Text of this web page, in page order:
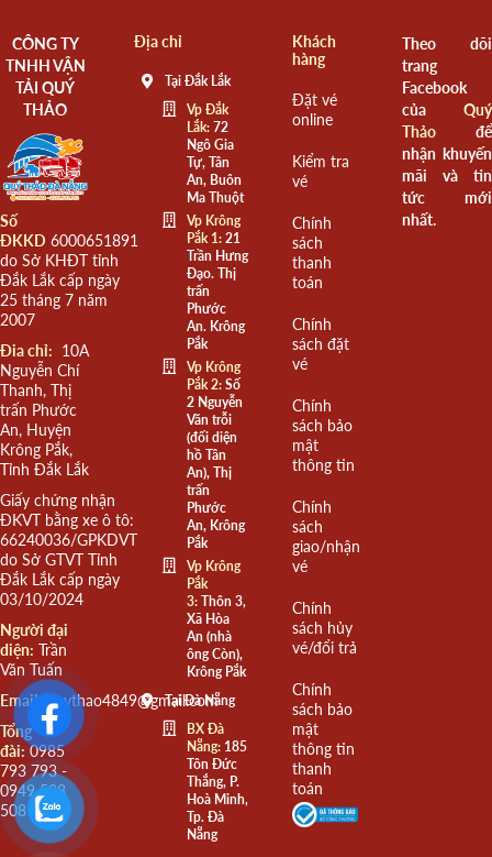
CÔNG TY
TNHH VẬN
TẢI QUÝ
THẢO
Số
ĐKKD 6000651891
do Sở KHĐT tỉnh
Đắk Lắk cấp ngày
25 tháng 7 năm
2007
Đia chỉ: 10A
Nguyễn Chí
Thanh, Thị
trấn Phước
An, Huyện
Krông Pắk,
Tỉnh Đắk Lắk
Giấy chứng nhận
ĐKVT bằng xe ô tô:
66240036/GPKDVT
do Sở GTVT Tỉnh
Đắk Lắk cấp ngày
03/10/2024
Người đại
diện: Trần
Văn Tuấn
Email: quythao4849@gmail.com
Tổng
đài: 0985
793 793 -
0949 508
508
Địa chỉ
Tại Đắk Lắk
Vp Đắk
Lắk:72
Ngô Gia
Tự, Tân
An, Buôn
Ma Thuột
Vp Krông
Pắk 1:21
Trần Hưng
Đạo. Thị
trấn
Phước
An. Krông
Pắk
Vp Krông
Pắk 2:Số
2 Nguyễn
Văn trỗi
(đối diện
hồ Tân
An), Thị
trấn
Phước
An, Krông
Pắk
Vp Krông
Pắk
3:Thôn 3,
Xã Hòa
An (nhà
ông Còn),
Krông Pắk
Tại Đà Nẵng
BX Đà
Nẵng:185
Tôn Đức
Thắng, P.
Hoà Minh,
Tp. Đà
Nẵng
Khách
hàng
Đặt vé
online
Kiểm tra
vé
Chính
sách
thanh
toán
Chính
sách đặt
vé
Chính
sách bảo
mật
thông tin
Chính
sách
giao/nhận
vé
Chính
sách hủy
vé/đổi trả
Chính
sách bảo
mật
thông tin
thanh
toán
Theo dõi
trang
Facebook
của Quý
Thảođể
nhận khuyến
mãi và tin
tức mới
nhất.